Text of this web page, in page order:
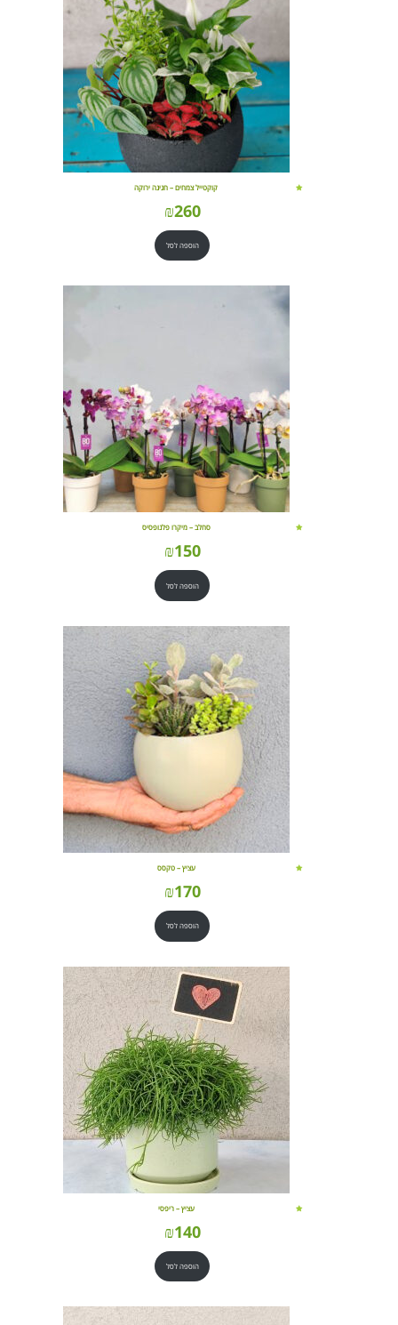
קוקטייל צמחים – חגיגה ירוקה
₪260
הוספה לסל
סחלב – מיקרו פלנופסיס
₪150
הוספה לסל
עציץ – טקסס
₪170
הוספה לסל
עציץ – ריפסי
₪140
הוספה לסל